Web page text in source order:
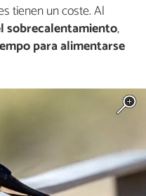
tienen un coste. Al
sobrecalentamiento,
para alimentarse